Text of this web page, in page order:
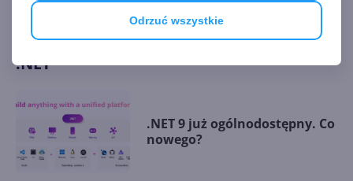
Odrzuć wszystkie
AKTUALNOŚCI Z KATEGORII MICROSOFT
.NET
.NET 9 już ogólnodostępny. Co
nowego?